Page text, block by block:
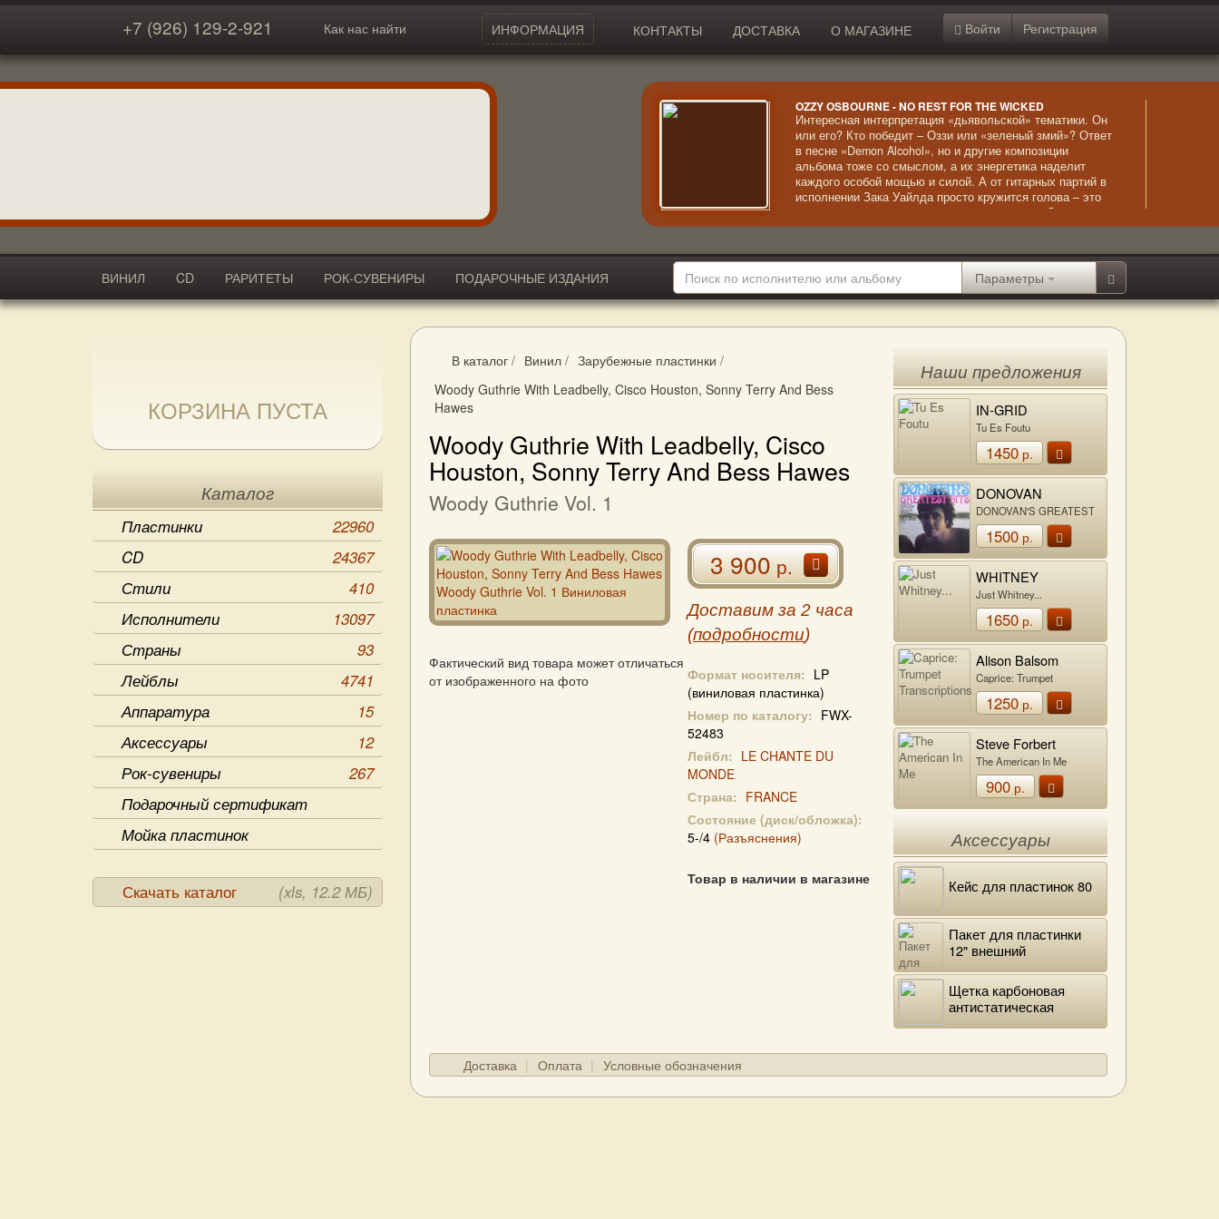
+7 (926) 129-2-921 Как нас найти ИНФОРМАЦИЯ КОНТАКТЫ ДОСТАВКА О МАГАЗИНЕ Войти Регистрация
OZZY OSBOURNE - NO REST FOR THE WICKED
Интересная интерпретация «дьявольской» тематики. Он
или его? Кто победит – Оззи или «зеленый змий»? Ответ
в песне «Demon Alcohol», но и другие композиции
альбома тоже со смыслом, а их энергетика наделит
каждого особой мощью и силой. А от гитарных партий в
исполнении Зака Уайлда просто кружится голова – это
вершина мастерства, в сочетании с вокалом Оззи
производящая потрясающий звуковой эффект.
ВИНИЛ CD РАРИТЕТЫ РОК-СУВЕНИРЫ
ПОДАРОЧНЫЕ ИЗДАНИЯ
АКСЕССУАРЫ
Параметры
КОРЗИНА ПУСТА
Каталог
Пластинки
22960
CD
24367
Стили
410
Исполнители
13097
Страны
93
Лейблы
4741
Аппаратура
15
Аксессуары
12
Рок-сувениры
267
Подарочный сертификат
Мойка пластинок
Скачать каталог (xls, 12.2 МБ)
В каталог / Винил / Зарубежные пластинки /
Woody Guthrie With Leadbelly, Cisco Houston, Sonny Terry And Bess
Hawes
Woody Guthrie With Leadbelly, Cisco
Houston, Sonny Terry And Bess Hawes
Woody Guthrie Vol. 1
Фактический вид товара может отличаться
от изображенного на фото
3 900р.
Доставим за 2 часа
(подробности)
Формат носителя: LP
(виниловая пластинка)
Номер по каталогу: FWX-
52483
Лейбл: LE CHANTE DU
MONDE
Страна: FRANCE
Состояние (диск/обложка):
5-/4 (Разъяснения)
Товар в наличии в магазине
Наши предложения
IN-GRID
Tu Es Foutu
1450р.
DONOVAN
DONOVAN'S GREATEST
HITS
1500р.
WHITNEY
HOUSTON
Just Whitney...
1650р.
Alison Balsom
Caprice: Trumpet
Transcriptions
1250р.
Steve Forbert
The American In Me
900р.
Аксессуары
Кейс для пластинок 80
Пакет для пластинки
12" внешний
Щетка карбоновая
антистатическая
Доставка Оплата Условные обозначения